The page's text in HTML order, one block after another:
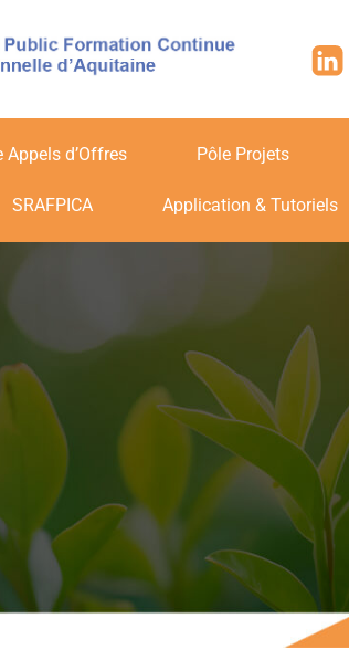
Appels d’Offres Pôle Projets
SRAFPICA Application & Tutoriels